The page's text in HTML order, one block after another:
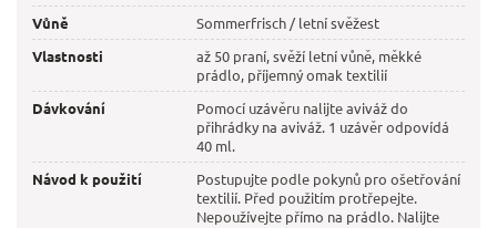
Vůně
Sommerfrisch / letní svěžest
Vlastnosti
až 50 praní, svěží letní vůně, měkké
prádlo, příjemný omak textilií
Dávkování
Pomocí uzávěru nalijte aviváž do
přihrádky na aviváž. 1 uzávěr odpovídá
40 ml.
Návod k použití
Postupujte podle pokynů pro ošetřování
textilií. Před použitím protřepejte.
Nepoužívejte přímo na prádlo. Nalijte